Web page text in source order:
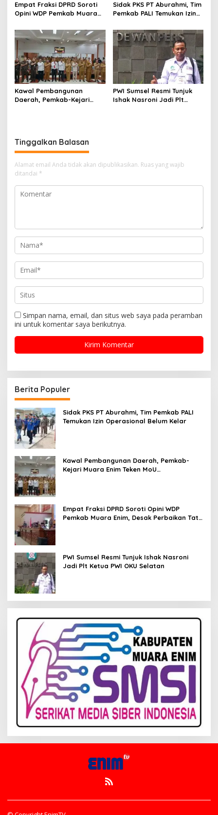
Empat Fraksi DPRD Soroti
Opini WDP Pemkab Muara
Kelola Keuangan
Sidak PKS PT Aburahmi, Tim
Pemkab PALI Temukan Izin
Kawal Pembangunan
Daerah, Pemkab-Kejari
PWI Sumsel Resmi Tunjuk
Ishak Nasroni Jadi Plt
Tinggalkan Balasan
Alamat email Anda tidak akan dipublikasikan. Ruas yang wajib
ditandai *
Simpan nama, email, dan situs web saya pada peramban
ini untuk komentar saya berikutnya.
Berita Populer
Sidak PKS PT Aburahmi, Tim Pemkab PALI
Temukan Izin Operasional Belum Kelar
Kawal Pembangunan Daerah, Pemkab-
Kejari Muara Enim Teken MoU
Empat Fraksi DPRD Soroti Opini WDP
Pemkab Muara Enim, Desak Perbaikan Tata
PWI Sumsel Resmi Tunjuk Ishak Nasroni
Jadi Plt Ketua PWI OKU Selatan